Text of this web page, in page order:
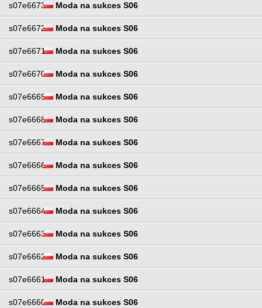
s07e6673 Moda na sukces S06
s07e6672 Moda na sukces S06
s07e6671 Moda na sukces S06
s07e6670 Moda na sukces S06
s07e6669 Moda na sukces S06
s07e6668 Moda na sukces S06
s07e6667 Moda na sukces S06
s07e6666 Moda na sukces S06
s07e6665 Moda na sukces S06
s07e6664 Moda na sukces S06
s07e6663 Moda na sukces S06
s07e6662 Moda na sukces S06
s07e6661 Moda na sukces S06
s07e6660 Moda na sukces S06